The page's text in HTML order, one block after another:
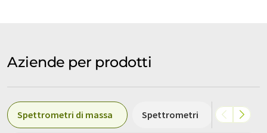
Aziende per prodotti
Spettrometri di massa Spettrometri Filtri